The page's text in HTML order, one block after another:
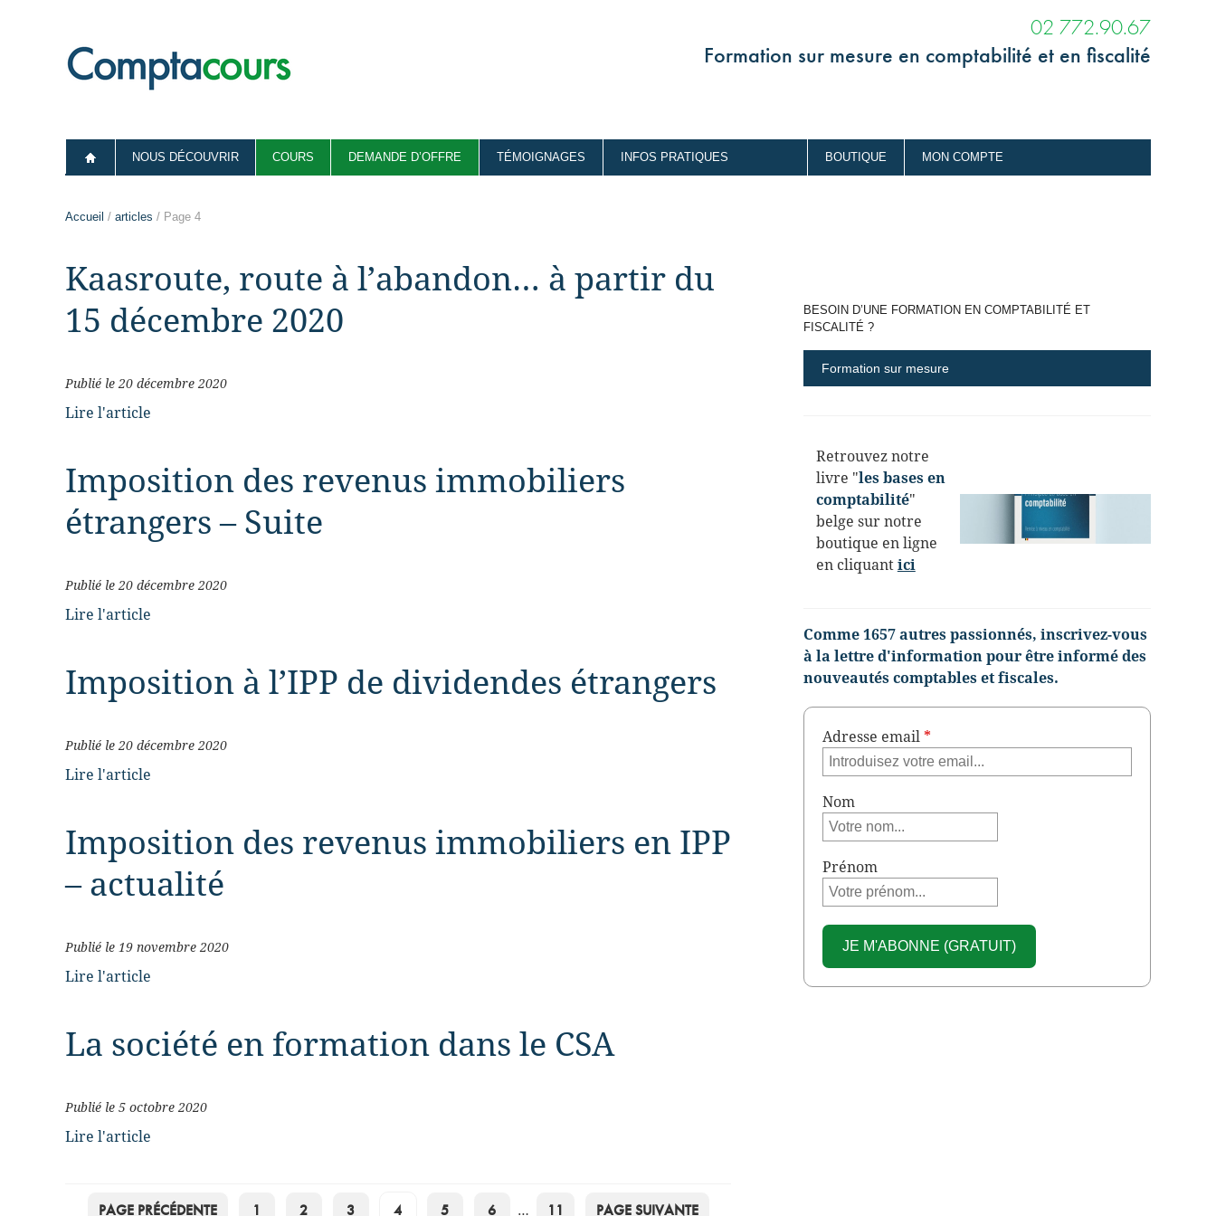
02 772.90.67
Formation sur mesure en comptabilité et en fiscalité
NOUS DÉCOUVRIR COURS DEMANDE D’OFFRE TÉMOIGNAGES INFOS PRATIQUES BOUTIQUE MON COMPTE
Accueil / articles / Page 4
Kaasroute, route à l’abandon… à partir du
15 décembre 2020
Publié le 20 décembre 2020
Lire l'article
Imposition des revenus immobiliers
étrangers – Suite
Publié le 20 décembre 2020
Lire l'article
Imposition à l’IPP de dividendes étrangers
Publié le 20 décembre 2020
Lire l'article
Imposition des revenus immobiliers en IPP
– actualité
Publié le 19 novembre 2020
Lire l'article
La société en formation dans le CSA
Publié le 5 octobre 2020
Lire l'article
POSTSPAGE PRÉCÉDENTE 1 2 3 4 5 6 … 11 PAGE SUIVANTE
BESOIN D’UNE FORMATION EN COMPTABILITÉ ET
FISCALITÉ ?
Formation sur mesure
Retrouvez notre
livre "les bases en
comptabilité"
belge sur notre
boutique en ligne
en cliquantici
Comme 1657 autres passionnés, inscrivez-vous
à la lettre d'information pour être informé des
nouveautés comptables et fiscales.
Adresse email *
Nom
Prénom